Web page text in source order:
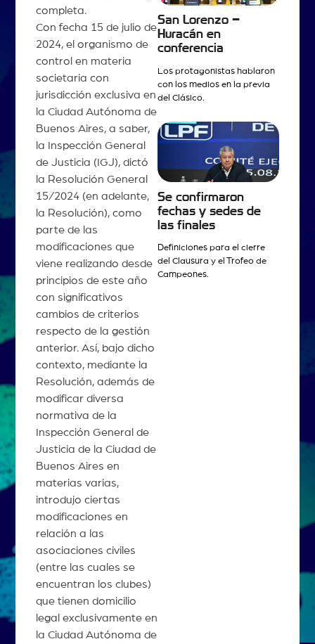
completa.
Con fecha 15 de julio de
2024, el organismo de
control en materia
societaria con
jurisdicción exclusiva en
la Ciudad Autónoma de
Buenos Aires, a saber,
la Inspección General
de Justicia (IGJ), dictó
la Resolución General
15/2024 (en adelante,
la Resolución), como
parte de las
modificaciones que
viene realizando desde
principios de este año
con significativos
cambios de criterios
respecto de la gestión
anterior. Así, bajo dicho
contexto, mediante la
Resolución, además de
modificar diversa
normativa de la
Inspección General de
Justicia de la Ciudad de
Buenos Aires en
materias varias,
introdujo ciertas
modificaciones en
relación a las
asociaciones civiles
(entre las cuales se
encuentran los clubes)
que tienen domicilio
legal exclusivamente en
la Ciudad Autónoma de
San Lorenzo –
Huracán en
conferencia
Los protagonistas hablaron
con los medios en la previa
del Clásico.
Se confirmaron
fechas y sedes de
las finales
Definiciones para el cierre
del Clausura y el Trofeo de
Campeones.